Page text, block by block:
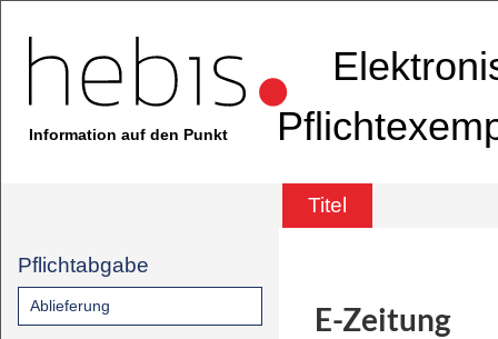
Information auf den Punkt
Titel
Pflichtabgabe
Ablieferung E-Zeitung